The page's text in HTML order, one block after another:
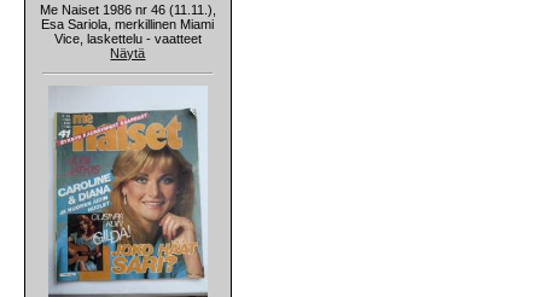
Me Naiset 1986 nr 46 (11.11.),
Esa Sariola, merkillinen Miami
Vice, laskettelu - vaatteet
Näytä